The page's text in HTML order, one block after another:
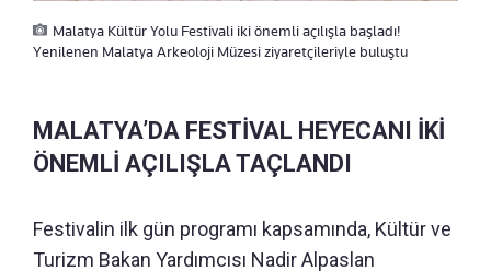
Malatya Kültür Yolu Festivali iki önemli açılışla başladı!
Yenilenen Malatya Arkeoloji Müzesi ziyaretçileriyle buluştu
MALATYA’DA FESTİVAL HEYECANI İKİ
ÖNEMLİ AÇILIŞLA TAÇLANDI
Festivalin ilk gün programı kapsamında, Kültür ve
Turizm Bakan Yardımcısı Nadir Alpaslan